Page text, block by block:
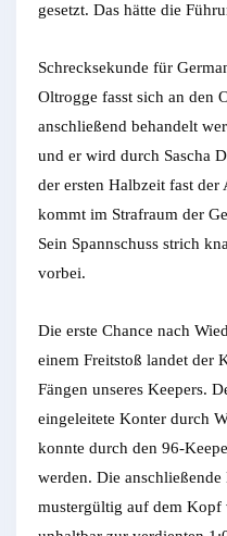
gesetzt. Das hätte die
Schrecksekunde für
Oltrogge fasst sich an den
anschließend behandelt
und er wird durch Sascha
der ersten Halbzeit fast
kommt im Strafraum der
Sein Spannschuss strich
vorbei.
Die erste Chance nach
einem Freitstoß landet der
Fängen unseres Keepers.
eingeleitete Konter durch
konnte durch den 96-
werden. Die
mustergültig auf dem